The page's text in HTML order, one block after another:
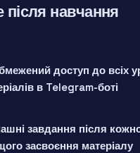
навчання
доступ до всіх
в Telegram-боті
завдання після
засвоєння матеріалу